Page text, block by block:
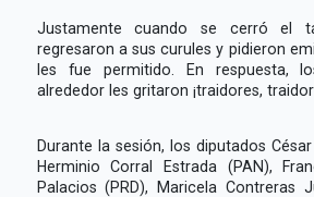
Justamente cuando se cerró el
regresaron a sus curules y pidieron
les fue permitido. En respuesta,
alrededor les gritaron ¡traidores,
Durante la sesión, los diputados
Herminio Corral Estrada (PAN),
Palacios (PRD), Maricela Contreras